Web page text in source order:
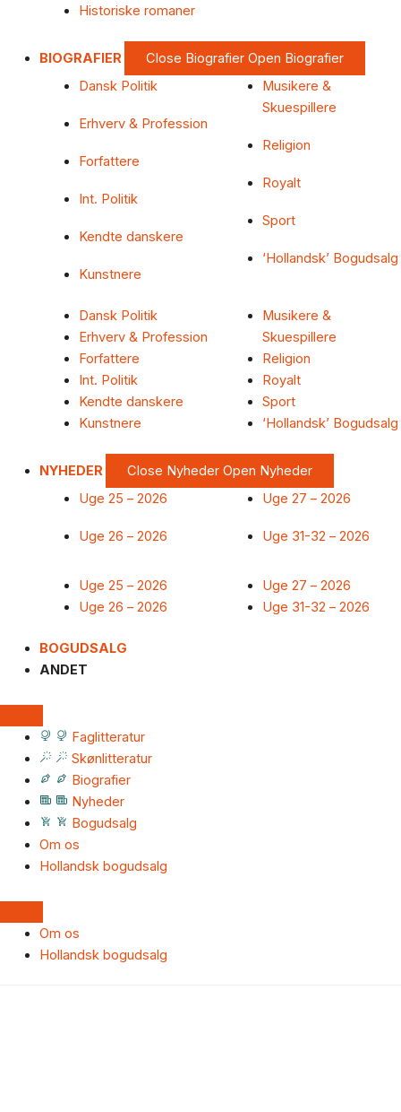
Historiske romaner
BIOGRAFIER Close Biografier Open Biografier
Dansk Politik
Erhverv & Profession
Forfattere
Int. Politik
Kendte danskere
Kunstnere
Musikere &
Skuespillere
Religion
Royalt
Sport
‘Hollandsk’ Bogudsalg
Dansk Politik
Erhverv & Profession
Forfattere
Int. Politik
Kendte danskere
Kunstnere
Musikere &
Skuespillere
Religion
Royalt
Sport
‘Hollandsk’ Bogudsalg
NYHEDER Close Nyheder Open Nyheder
Uge 25 – 2026
Uge 26 – 2026
Uge 27 – 2026
Uge 31-32 – 2026
Uge 25 – 2026
Uge 26 – 2026
Uge 27 – 2026
Uge 31-32 – 2026
BOGUDSALG
ANDET
Faglitteratur
Skønlitteratur
Biografier
Nyheder
Bogudsalg
Om os
Hollandsk bogudsalg
Om os
Hollandsk bogudsalg